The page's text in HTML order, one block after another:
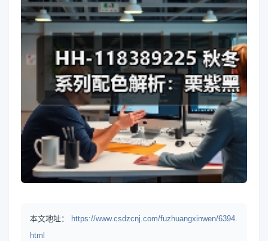
本文地址：
https://www.csdzcnj.com/fuzhuangxinwen/6394.
html